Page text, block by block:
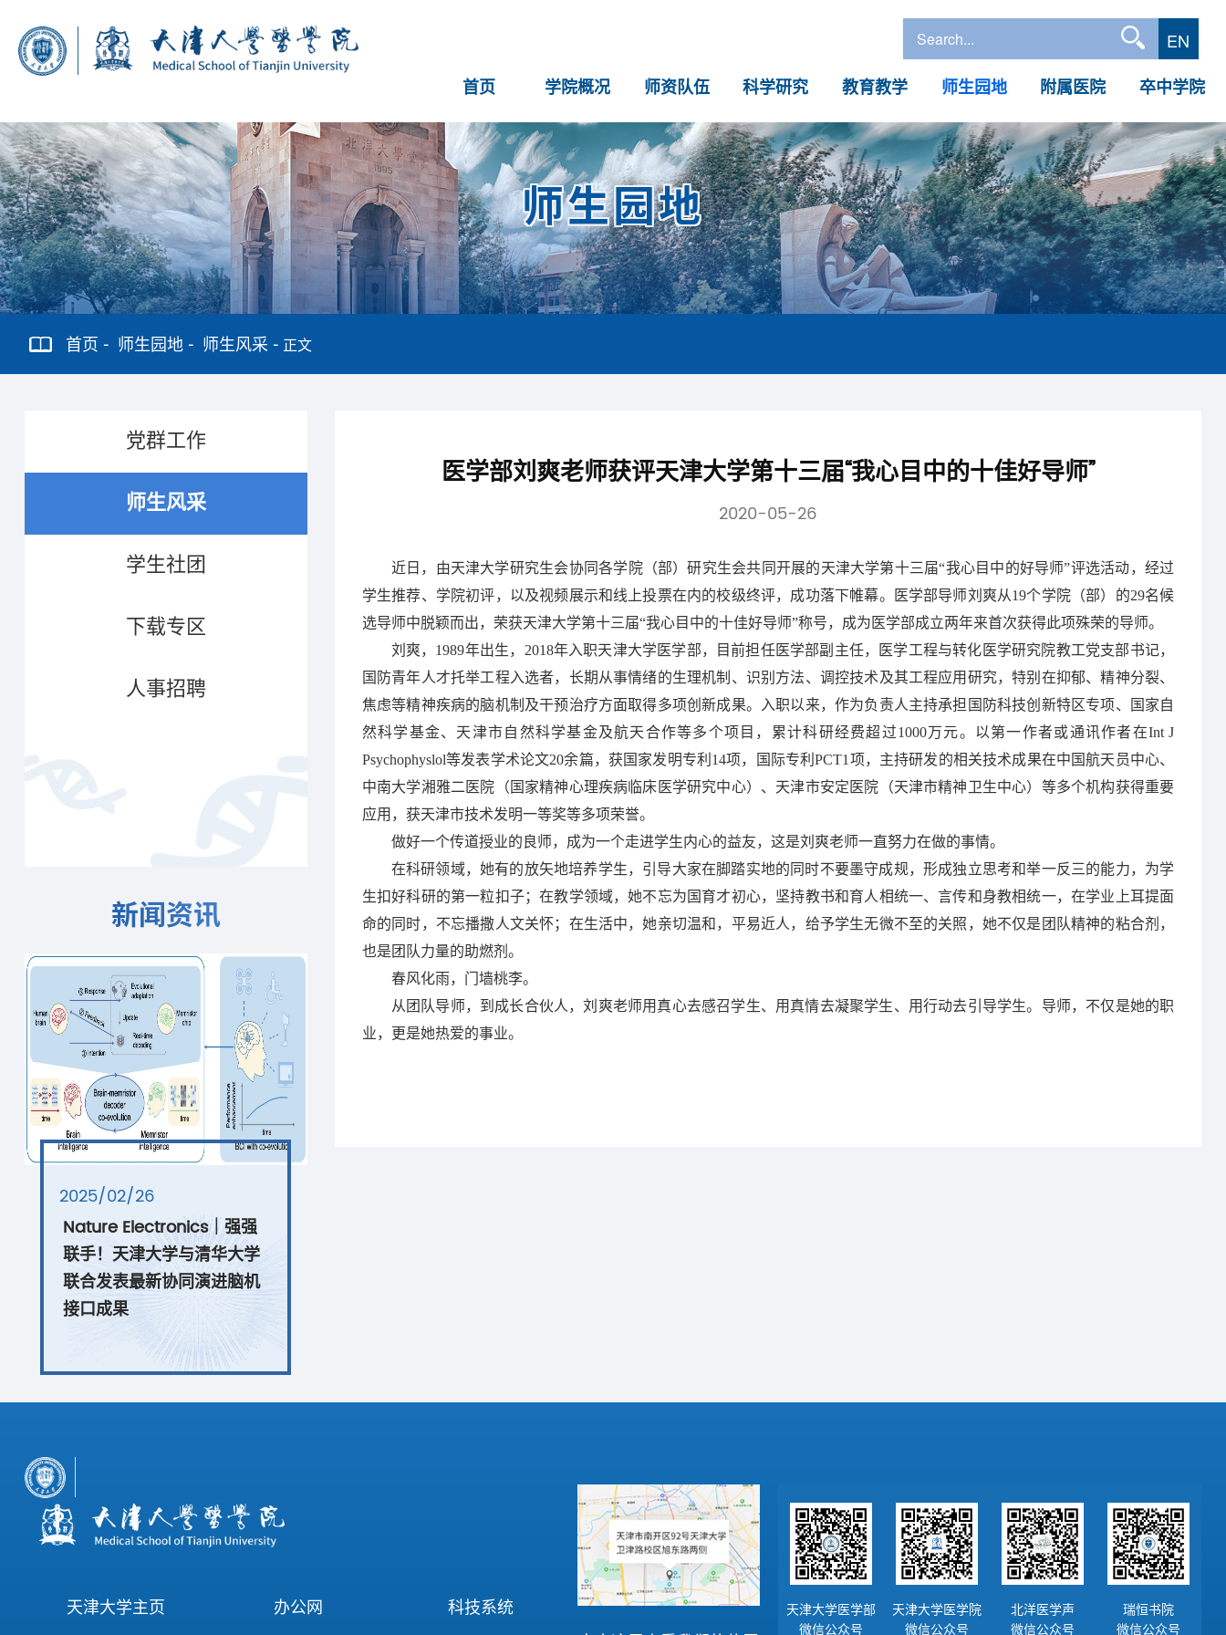
EN
首页
学院概况 师资队伍 科学研究 教育教学 师生园地 附属医院 卒中学院
师生园地
首页 师生园地 师生风采 正文
医学部刘爽老师获评天津大学第十三届“我心目中的十佳好导师”
2020-05-26
近日，由天津大学研究生会协同各学院（部）研究生会共同开展的天津大学第十三届“我心目中的好导师”评选活动，经过
学生推荐、学院初评，以及视频展示和线上投票在内的校级终评，成功落下帷幕。医学部导师刘爽从19个学院（部）的29名候
选导师中脱颖而出，荣获天津大学第十三届“我心目中的十佳好导师”称号，成为医学部成立两年来首次获得此项殊荣的导师。
刘爽，1989年出生，2018年入职天津大学医学部，目前担任医学部副主任，医学工程与转化医学研究院教工党支部书记，
国防青年人才托举工程入选者，长期从事情绪的生理机制、识别方法、调控技术及其工程应用研究，特别在抑郁、精神分裂、
焦虑等精神疾病的脑机制及干预治疗方面取得多项创新成果。入职以来，作为负责人主持承担国防科技创新特区专项、国家自
然科学基金、天津市自然科学基金及航天合作等多个项目，累计科研经费超过1000万元。以第一作者或通讯作者在Int J
Psychophyslol等发表学术论文20余篇，获国家发明专利14项，国际专利PCT1项，主持研发的相关技术成果在中国航天员中心、
中南大学湘雅二医院（国家精神心理疾病临床医学研究中心）、天津市安定医院（天津市精神卫生中心）等多个机构获得重要
应用，获天津市技术发明一等奖等多项荣誉。
做好一个传道授业的良师，成为一个走进学生内心的益友，这是刘爽老师一直努力在做的事情。
在科研领域，她有的放矢地培养学生，引导大家在脚踏实地的同时不要墨守成规，形成独立思考和举一反三的能力，为学
生扣好科研的第一粒扣子；在教学领域，她不忘为国育才初心，坚持教书和育人相统一、言传和身教相统一，在学业上耳提面
命的同时，不忘播撒人文关怀；在生活中，她亲切温和，平易近人，给予学生无微不至的关照，她不仅是团队精神的粘合剂，
也是团队力量的助燃剂。
春风化雨，门墙桃李。
从团队导师，到成长合伙人，刘爽老师用真心去感召学生、用真情去凝聚学生、用行动去引导学生。导师，不仅是她的职
业，更是她热爱的事业。
党群工作
师生风采
学生社团
下载专区
人事招聘
新闻资讯
2025/02/26
Nature Electronics｜强强
联手！天津大学与清华大学
联合发表最新协同演进脑机
接口成果
天津大学主页 办公网
科技系统
天津大学医学部
微信公众号
天津大学医学院
微信公众号
北洋医学声
微信公众号
瑞恒书院
微信公众号